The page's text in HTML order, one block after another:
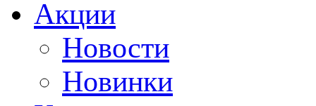
Акции
Новости
Новинки